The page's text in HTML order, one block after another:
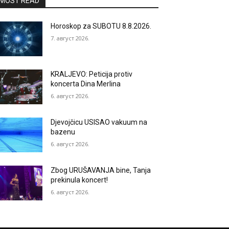
Horoskop za SUBOTU 8.8.2026.
7. август 2026.
KRALJEVO: Peticija protiv
koncerta Dina Merlina
6. август 2026.
Djevojčicu USISAO vakuum na
bazenu
6. август 2026.
Zbog URUŠAVANJA bine, Tanja
prekinula koncert!
6. август 2026.